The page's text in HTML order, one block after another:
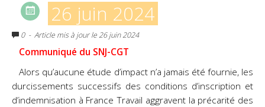
26 juin 2024
0 - Article mis à jour le 26 juin 2024
Communiqué du SNJ-CGT
Alors qu’aucune étude d’impact n’a jamais été fournie, les
durcissements successifs des conditions d’inscription et
d’indemnisation à France Travail aggravent la précarité des